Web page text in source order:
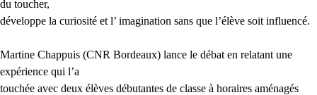
du toucher,
développe la curiosité et l’ imagination sans que l’élève soit influencé.
Martine Chappuis (CNR Bordeaux) lance le débat en relatant une
expérience qui l’a
touchée avec deux élèves débutantes de classe à horaires aménagés